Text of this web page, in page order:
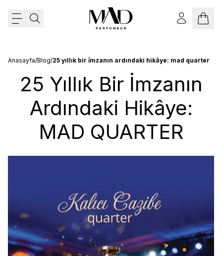
Anasayfa/Blog/25 yıllık bir i̇mzanın ardındaki hikâye: mad quarter
25 Yıllık Bir İmzanın
Ardındaki Hikâye:
MAD QUARTER